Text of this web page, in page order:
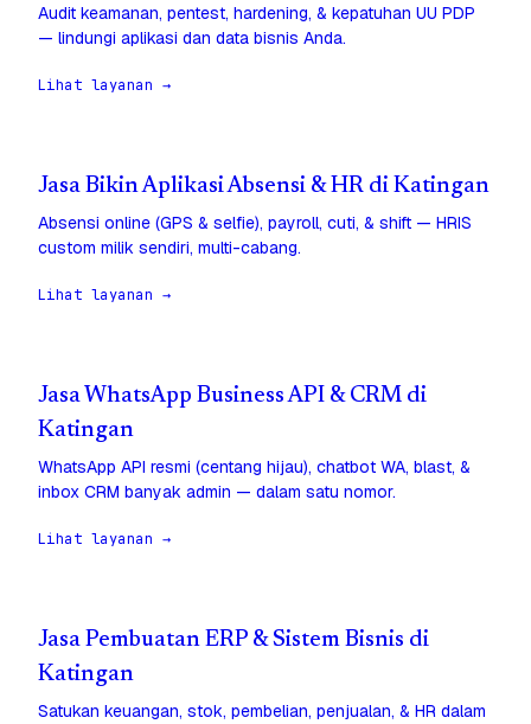
Audit keamanan, pentest, hardening, & kepatuhan UU PDP
— lindungi aplikasi dan data bisnis Anda.
Lihat layanan →
Jasa Bikin Aplikasi Absensi & HR di Katingan
Absensi online (GPS & selfie), payroll, cuti, & shift — HRIS
custom milik sendiri, multi-cabang.
Lihat layanan →
Jasa WhatsApp Business API & CRM di
Katingan
WhatsApp API resmi (centang hijau), chatbot WA, blast, &
inbox CRM banyak admin — dalam satu nomor.
Lihat layanan →
Jasa Pembuatan ERP & Sistem Bisnis di
Katingan
Satukan keuangan, stok, pembelian, penjualan, & HR dalam